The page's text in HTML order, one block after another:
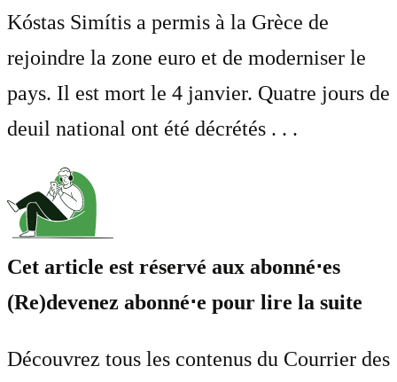
Kóstas Simítis a permis à la Grèce de
rejoindre la zone euro et de moderniser le
pays. Il est mort le 4 janvier. Quatre jours de
deuil national ont été décrétés . . .
Cet article est réservé aux abonné⋅es
(Re)devenez abonné⋅e pour lire la suite
Découvrez tous les contenus du Courrier des